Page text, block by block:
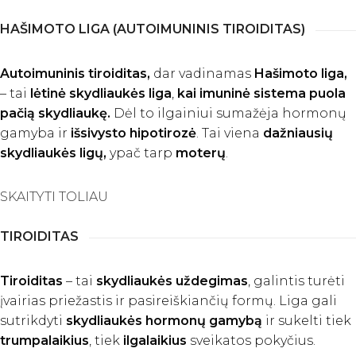
HAŠIMOTO LIGA (AUTOIMUNINIS TIROIDITAS)
Autoimuninis tiroiditas, dar vadinamas Hašimoto liga,
– tai lėtinė skydliaukės liga, kai imuninė sistema puola
pačią skydliaukę. Dėl to ilgainiui sumažėja hormonų
gamyba ir išsivysto hipotirozė. Tai viena dažniausių
skydliaukės ligų, ypač tarp moterų.
SKAITYTI TOLIAU
TIROIDITAS
Tiroiditas – tai skydliaukės uždegimas, galintis turėti
įvairias priežastis ir pasireiškiančių formų. Liga gali
sutrikdyti skydliaukės hormonų gamybą ir sukelti tiek
trumpalaikius, tiek ilgalaikius sveikatos pokyčius.